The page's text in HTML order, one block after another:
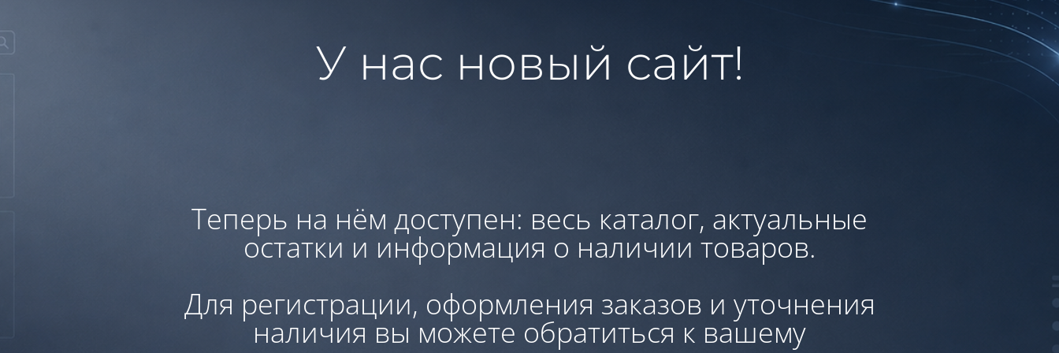
У нас новый сайт!
Теперь на нём доступен: весь каталог, актуальные
остатки и информация о наличии товаров.
Для регистрации, оформления заказов и уточнения
наличия вы можете обратиться к вашему